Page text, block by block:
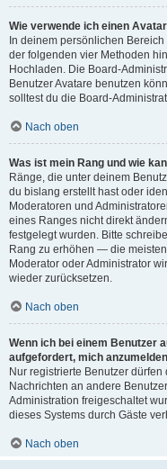
Wie verwende ich einen
In deinem persönlichen
der folgenden vier Methoden
Hochladen. Die Board-
Benutzer Avatare benutzen
solltest du die Board-
Nach oben
Was ist mein Rang und wie
Ränge, die unter deinem
du bislang erstellt hast oder
Moderatoren und
eines Ranges nicht direkt
festgelegt wurden. Bitte
Rang zu erhöhen — die
Moderator oder Administrator
wieder zurücksetzen.
Nach oben
Wenn ich bei einem Benutzer
aufgefordert, mich
Nur registrierte Benutzer
Nachrichten an andere
Administration freigeschaltet
dieses Systems durch Gäste
Nach oben